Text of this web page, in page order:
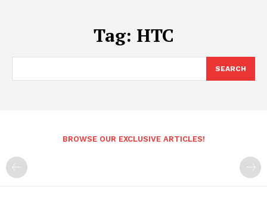
Tag: HTC
SEARCH
BROWSE OUR EXCLUSIVE ARTICLES!